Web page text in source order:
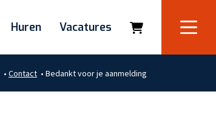
Huren Vacatures
• Contact • Bedankt voor je aanmelding